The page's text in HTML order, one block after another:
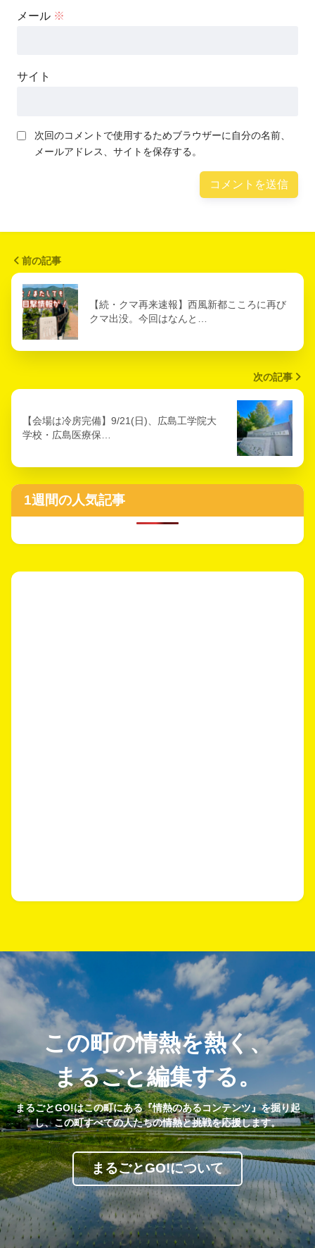
メール ※
サイト
次回のコメントで使用するためブラウザーに自分の名前、
メールアドレス、サイトを保存する。
前の記事
【続・クマ再来速報】西風新都こころに再び
クマ出没。今回はなんと…
次の記事
【会場は冷房完備】9/21(日)、広島工学院大
学校・広島医療保…
1週間の人気記事
この町の情熱を熱く、
まるごと編集する。
まるごとGO!はこの町にある『情熱のあるコンテンツ』を掘り起
し、この町すべての人たちの情熱と挑戦を応援します。
まるごとGO!について